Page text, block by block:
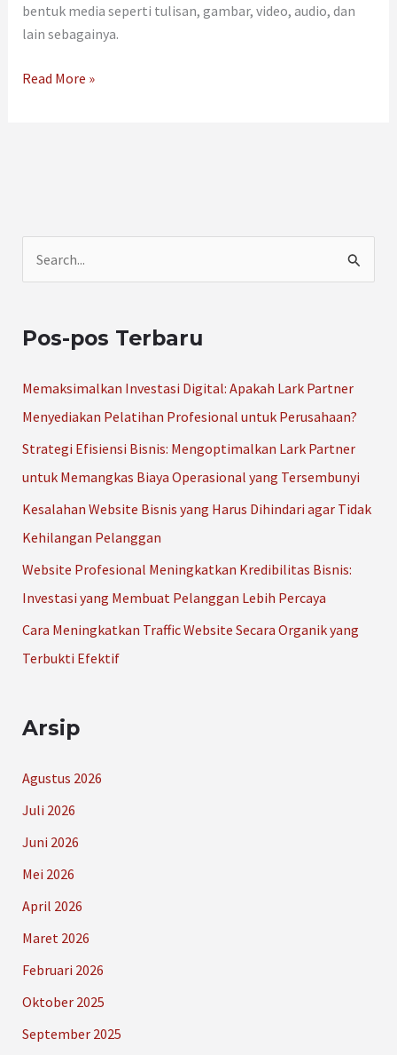
bentuk media seperti tulisan, gambar, video, audio, dan
lain sebagainya.
Read More »
i
:
Pos-pos Terbaru
Memaksimalkan Investasi Digital: Apakah Lark Partner
Menyediakan Pelatihan Profesional untuk Perusahaan?
Strategi Efisiensi Bisnis: Mengoptimalkan Lark Partner
untuk Memangkas Biaya Operasional yang Tersembunyi
Kesalahan Website Bisnis yang Harus Dihindari agar Tidak
Kehilangan Pelanggan
Website Profesional Meningkatkan Kredibilitas Bisnis:
Investasi yang Membuat Pelanggan Lebih Percaya
Cara Meningkatkan Traffic Website Secara Organik yang
Terbukti Efektif
Arsip
Agustus 2026
Juli 2026
Juni 2026
Mei 2026
April 2026
Maret 2026
Februari 2026
Oktober 2025
September 2025